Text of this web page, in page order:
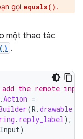
gọi equals().
một thao tác
.
the remote
. Action =
(R .drawable.
. reply_label ),
)